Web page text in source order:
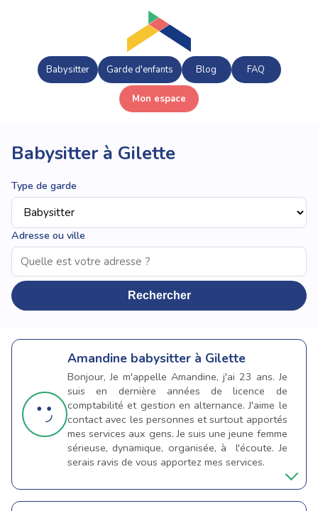
Babysitter Garde d'enfants Blog FAQ
Mon espace
Babysitter à Gilette
Type de garde
Adresse ou ville
Rechercher
Amandine babysitter à Gilette
Bonjour, Je m'appelle Amandine, j'ai 23 ans. Je
suis en dernière années de licence de
comptabilité et gestion en alternance. J'aime le
contact avec les personnes et surtout apportés
mes services aux gens. Je suis une jeune femme
sérieuse, dynamique, organisée, à l'écoute. Je
serais ravis de vous apportez mes services.